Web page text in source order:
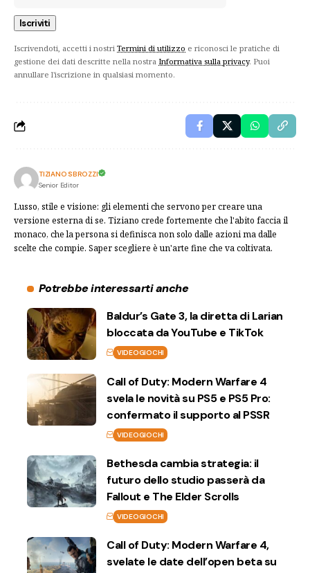
Iscrivendoti, accetti i nostri Termini di utilizzo e riconosci le pratiche di
gestione dei dati descritte nella nostra Informativa sulla privacy. Puoi
annullare l'iscrizione in qualsiasi momento.
TIZIANO SBROZZI
Senior Editor
Lusso, stile e visione: gli elementi che servono per creare una
versione esterna di se. Tiziano crede fortemente che l'abito faccia il
monaco, che la persona si definisca non solo dalle azioni ma dalle
scelte che compie. Saper scegliere è un'arte fine che va coltivata.
Potrebbe interessarti anche
Baldur’s Gate 3, la diretta di Larian
bloccata da YouTube e TikTok
VIDEOGIOCHI
Call of Duty: Modern Warfare 4
svela le novità su PS5 e PS5 Pro:
confermato il supporto al PSSR
VIDEOGIOCHI
Bethesda cambia strategia: il
futuro dello studio passerà da
Fallout e The Elder Scrolls
VIDEOGIOCHI
Call of Duty: Modern Warfare 4,
svelate le date dell’open beta su